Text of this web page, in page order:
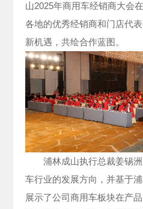
山2025年商用车经销商大会
各地的优秀经销商和门店代
新机遇，共绘合作蓝图。
浦林成山执行总裁姜锡
车行业的发展方向，并基于
展示了公司商用车板块在产